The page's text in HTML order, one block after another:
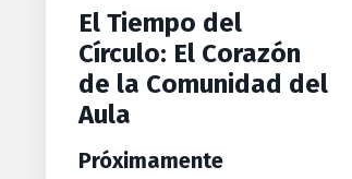
El Tiempo del
Círculo: El Corazón
de la Comunidad del
Aula
Próximamente